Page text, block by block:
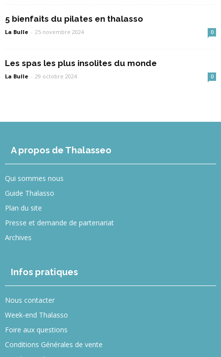
5 bienfaits du pilates en thalasso
La Bulle - 25 novembre 2024 0
Les spas les plus insolites du monde
La Bulle - 29 octobre 2024 0
A propos de Thalasseo
Qui sommes nous
Guide Thalasso
Plan du site
Presse et demande de partenariat
Archives
Infos pratiques
Nous contacter
Week-end Thalasso
Foire aux questions
Conditions Générales de vente